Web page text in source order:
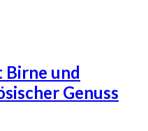
Birne und
Genuss